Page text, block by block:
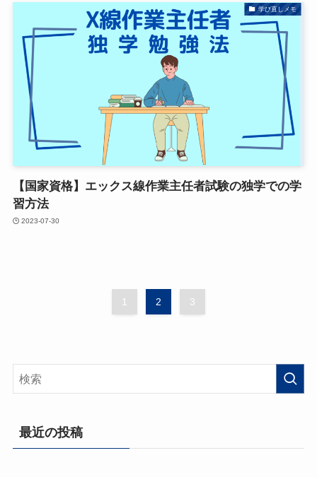
学び直しメモ
【国家資格】エックス線作業主任者試験の独学での学
習方法
2023-07-30
1 2 3
最近の投稿